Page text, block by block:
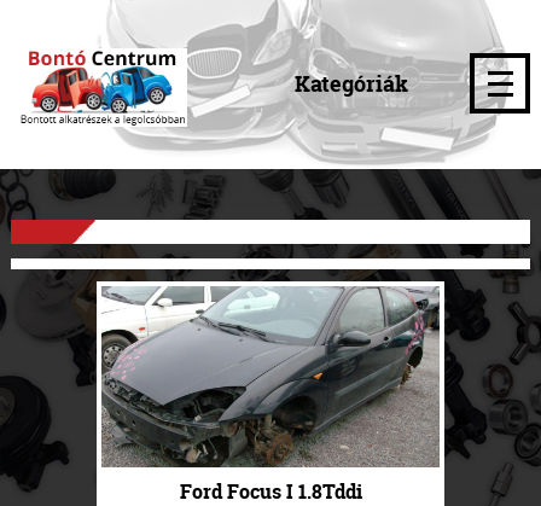
Kategóriák
Ford Focus I 1.8Tddi